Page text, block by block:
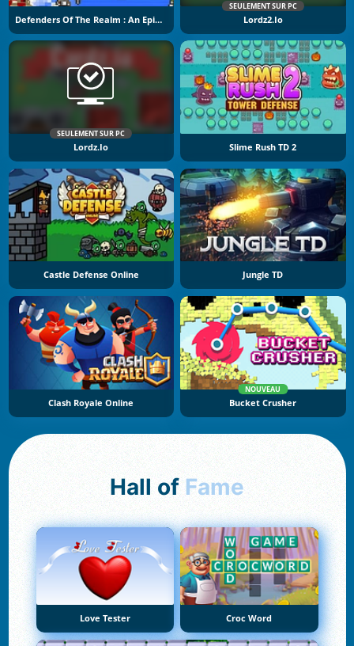
Defenders Of The Realm : An Epic War !
SEULEMENT SUR PC
Lordz2.io
SEULEMENT SUR PC
Lordz.io Slime Rush TD 2
Castle Defense Online Jungle TD
Clash Royale Online
NOUVEAU
Bucket Crusher
Hall of Fame
Love Tester Croc Word